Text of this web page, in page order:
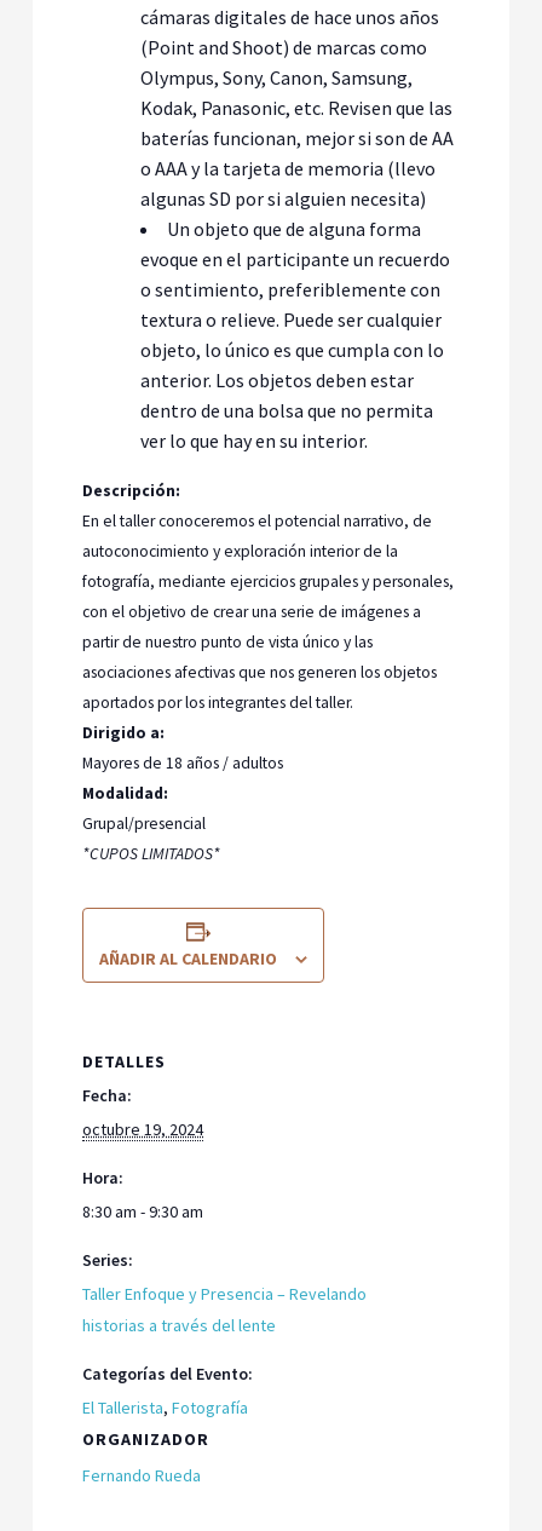
cámaras digitales de hace unos años
(Point and Shoot) de marcas como
Olympus, Sony, Canon, Samsung,
Kodak, Panasonic, etc. Revisen que las
baterías funcionan, mejor si son de AA
o AAA y la tarjeta de memoria (llevo
algunas SD por si alguien necesita)
Un objeto que de alguna forma
evoque en el participante un recuerdo
o sentimiento, preferiblemente con
textura o relieve. Puede ser cualquier
objeto, lo único es que cumpla con lo
anterior. Los objetos deben estar
dentro de una bolsa que no permita
ver lo que hay en su interior.
Descripción:
En el taller conoceremos el potencial narrativo, de
autoconocimiento y exploración interior de la
fotografía, mediante ejercicios grupales y personales,
con el objetivo de crear una serie de imágenes a
partir de nuestro punto de vista único y las
asociaciones afectivas que nos generen los objetos
aportados por los integrantes del taller.
Dirigido a:
Mayores de 18 años / adultos
Modalidad:
Grupal/presencial
*CUPOS LIMITADOS*
AÑADIR AL CALENDARIO
DETALLES
Fecha:
octubre 19, 2024
Hora:
8:30 am - 9:30 am
Series:
Taller Enfoque y Presencia – Revelando
historias a través del lente
Categorías del Evento:
El Tallerista,Fotografía
ORGANIZADOR
Fernando Rueda